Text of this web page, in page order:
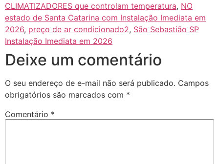
CLIMATIZADORES que controlam temperatura, NO
estado de Santa Catarina com Instalação Imediata em
2026, preço de ar condicionado2, São Sebastião SP
Instalação Imediata em 2026
Deixe um comentário
O seu endereço de e-mail não será publicado. Campos
obrigatórios são marcados com *
Comentário *